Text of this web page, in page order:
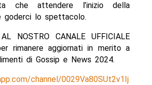
che attendere l’inizio della
goderci lo spettacolo.
NOSTRO CANALE UFFICIALE
rimanere aggiornati in merito a
di Gossip e News 2024.
channel/0029Va80SUt2v1Ij